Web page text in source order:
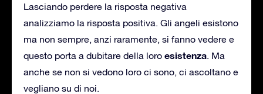
Lasciando perdere la risposta negativa
analizziamo la risposta positiva. Gli angeli esistono
ma non sempre, anzi raramente, si fanno vedere e
questo porta a dubitare della loro esistenza. Ma
anche se non si vedono loro ci sono, ci ascoltano e
vegliano su di noi.